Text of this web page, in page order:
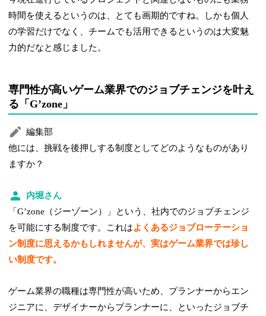
時間を使えるというのは、とても画期的ですね。しかも個人
の学習だけでなく、チームでも活用できるというのは大変魅
力的だなと感じました。
専門性が高いゲーム業界でのジョブチェンジを叶え
る「Gʼzone」
編集部
他には、挑戦を後押しする制度としてどのようなものがあり
ますか？
内堀さん
「Gʼzone（ジーゾーン）」という、社内でのジョブチェンジ
を可能にする制度です。これはよくあるジョブローテーショ
ン制度に思えるかもしれませんが、実はゲーム業界では珍し
い制度です。
ゲーム業界の職種は専門性が高いため、プランナーからエン
ジニアに、デザイナーからプランナーに、といったジョブチ